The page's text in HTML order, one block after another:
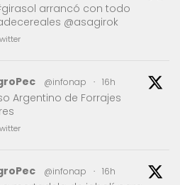
arrancó con todo
@asagirok
@infonap · 16h
Argentino de Forrajes
@infonap · 16h